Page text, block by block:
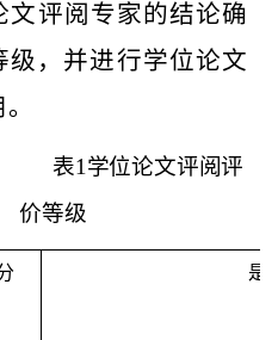
文评阅专家的结论确
级，并进行学位论文
表1学位论文评阅评
价等级
是